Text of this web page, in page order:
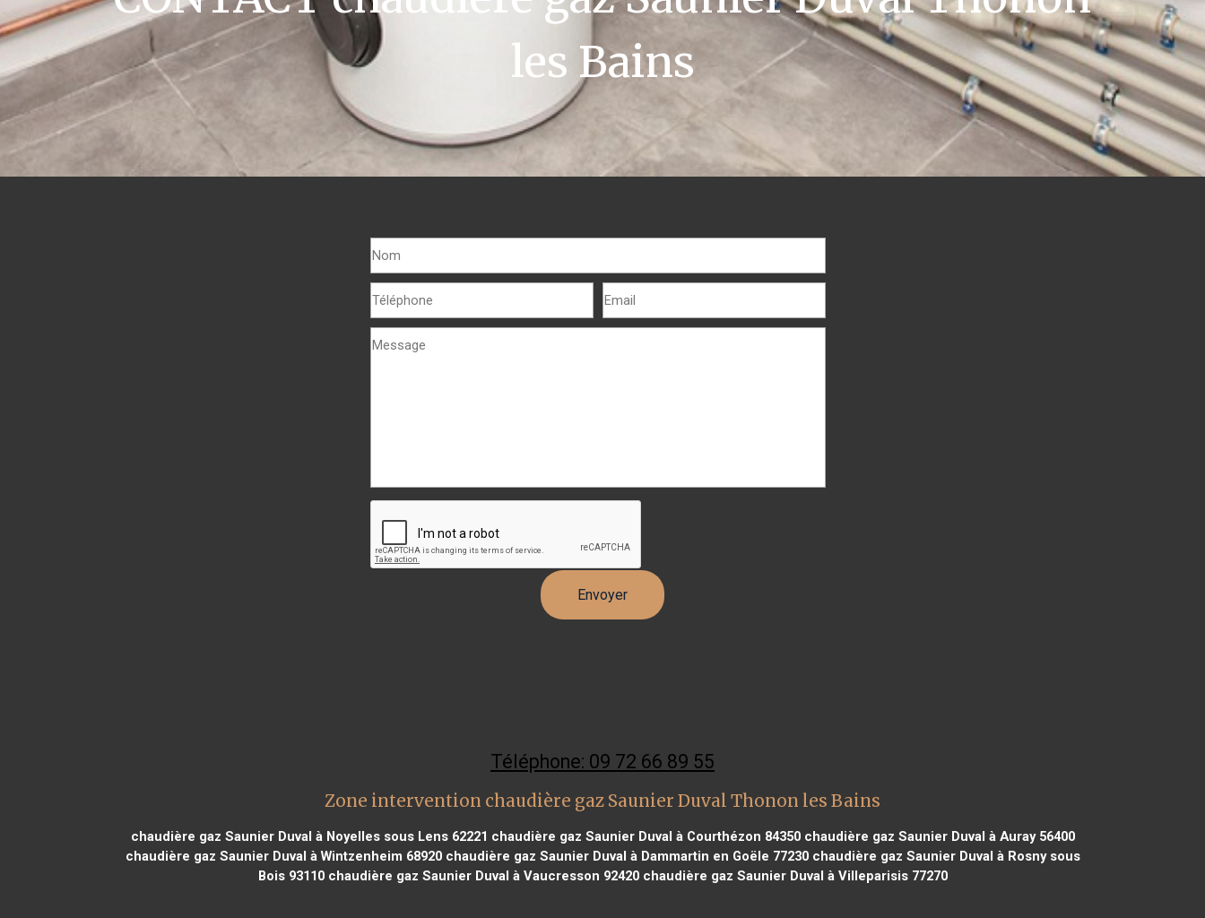
les Bains
Téléphone: 09 72 66 89 55
Zone intervention chaudière gaz Saunier Duval Thonon les Bains
chaudière gaz Saunier Duval à Noyelles sous Lens 62221 chaudière gaz Saunier Duval à Courthézon 84350chaudière gaz Saunier Duval à Auray 56400
chaudière gaz Saunier Duval à Wintzenheim 68920chaudière gaz Saunier Duval à Dammartin en Goële 77230chaudière gaz Saunier Duval à Rosny sous
Bois 93110chaudière gaz Saunier Duval à Vaucresson 92420chaudière gaz Saunier Duval à Villeparisis 77270